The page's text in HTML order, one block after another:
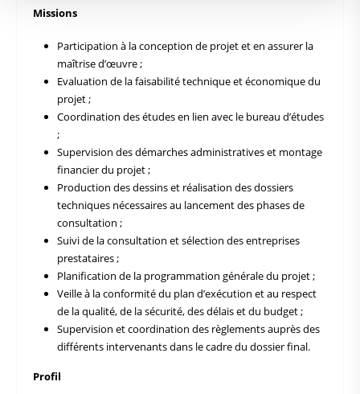
Missions
Participation à la conception de projet et en assurer la
maîtrise d’œuvre ;
Evaluation de la faisabilité technique et économique du
projet ;
Coordination des études en lien avec le bureau d’études
;
Supervision des démarches administratives et montage
financier du projet ;
Production des dessins et réalisation des dossiers
techniques nécessaires au lancement des phases de
consultation ;
Suivi de la consultation et sélection des entreprises
prestataires ;
Planification de la programmation générale du projet ;
Veille à la conformité du plan d’exécution et au respect
de la qualité, de la sécurité, des délais et du budget ;
Supervision et coordination des règlements auprès des
différents intervenants dans le cadre du dossier final.
Profil